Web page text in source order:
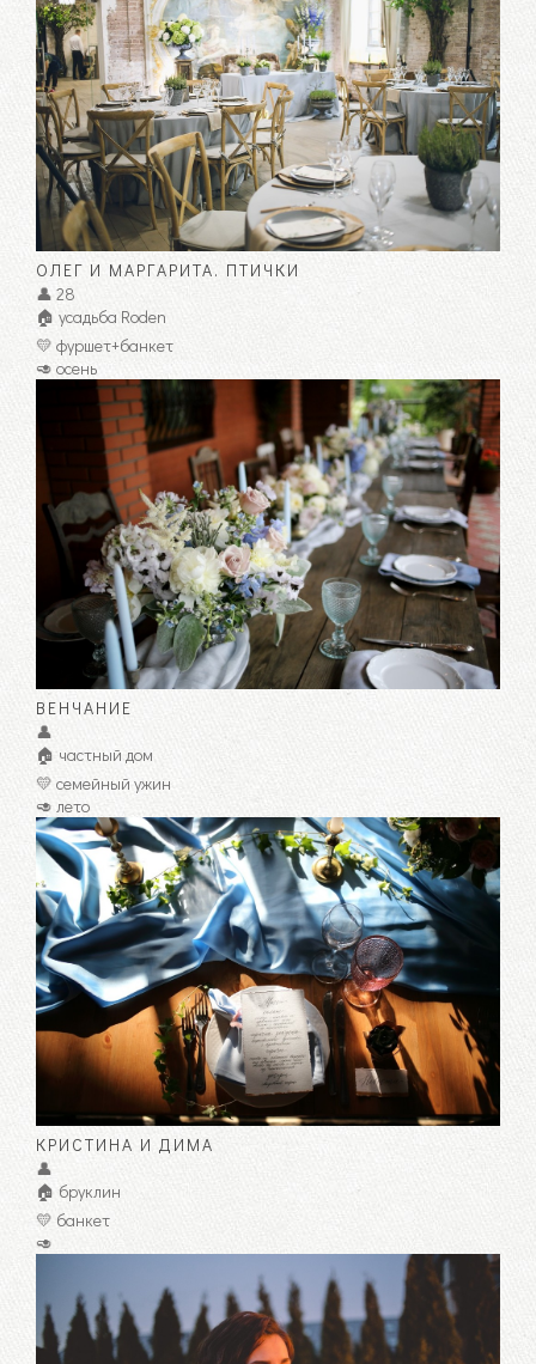
ОЛЕГ И МАРГАРИТА. ПТИЧКИ
👤 28
🏠 усадьба Roden
💛 фуршет+банкет
🥑 осень
ВЕНЧАНИЕ
👤
🏠 частный дом
💛 семейный ужин
🥑 лето
КРИСТИНА И ДИМА
👤
🏠 бруклин
💛 банкет
🥑